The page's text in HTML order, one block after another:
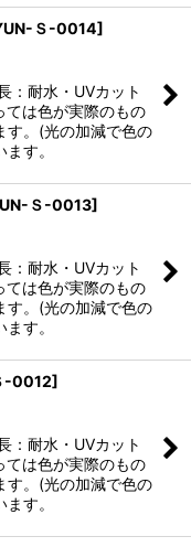
Ｓ-0014]
：耐水・UVカット
は色が実際のもの
す。(光の加減で色の
す。
Ｓ-0013]
：耐水・UVカット
は色が実際のもの
す。(光の加減で色の
す。
-0012]
：耐水・UVカット
は色が実際のもの
す。(光の加減で色の
す。